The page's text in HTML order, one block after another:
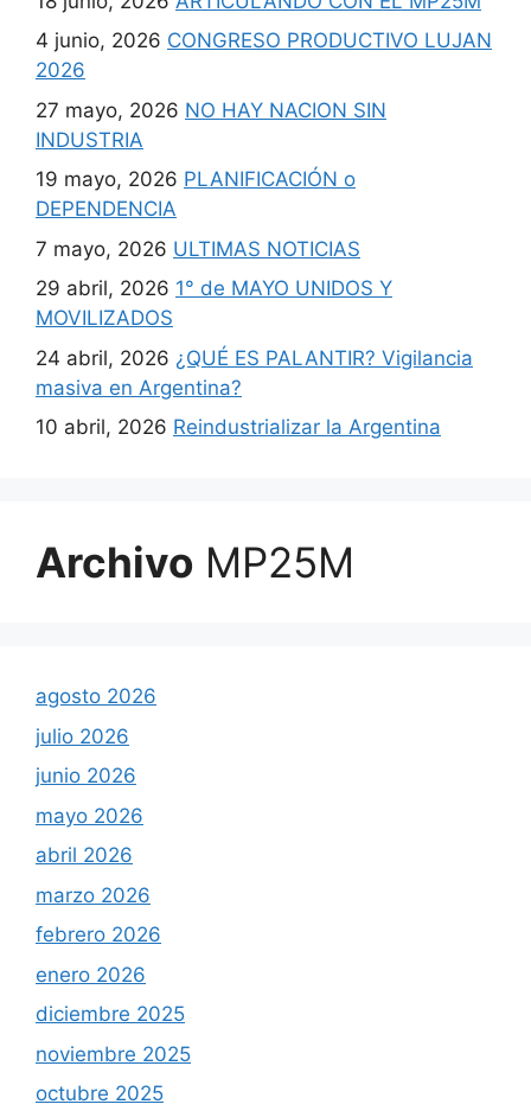
4 junio, 2026 CONGRESO PRODUCTIVO LUJAN
2026
27 mayo, 2026 NO HAY NACION SIN
INDUSTRIA
19 mayo, 2026 PLANIFICACIÓN o
DEPENDENCIA
7 mayo, 2026 ULTIMAS NOTICIAS
29 abril, 2026 1° de MAYO UNIDOS Y
MOVILIZADOS
24 abril, 2026 ¿QUÉ ES PALANTIR? Vigilancia
masiva en Argentina?
10 abril, 2026 Reindustrializar la Argentina
Archivo MP25M
agosto 2026
julio 2026
junio 2026
mayo 2026
abril 2026
marzo 2026
febrero 2026
enero 2026
diciembre 2025
noviembre 2025
octubre 2025